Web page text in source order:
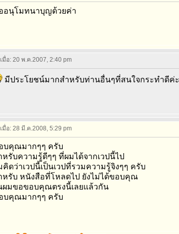
อนุโมทนาบุญด้วยค่า
มื่อ: 20 พ.ค.2007, 2:40 pm
มีประโยชน์มากสำหรับท่านอื่นๆที่สนใจกระทำดีค่ะ
มื่อ: 28 มี.ค.2008, 5:29 pm
บคุณมากๆๆ ครับ
หรับความรู้ดีๆๆ ที่ผมได้จากเวปนี้ไป
คิดว่าเวปนี้เป็นเวปที่รวมความรู้จิงๆๆ ครับ
หรับ หนังสือที่โหลดไป ยังไม่ได้ขอบคุณ
ผมขอขอบคุณตรงนี้เลยแล้วกัน
บคุณมากๆๆ ครับ